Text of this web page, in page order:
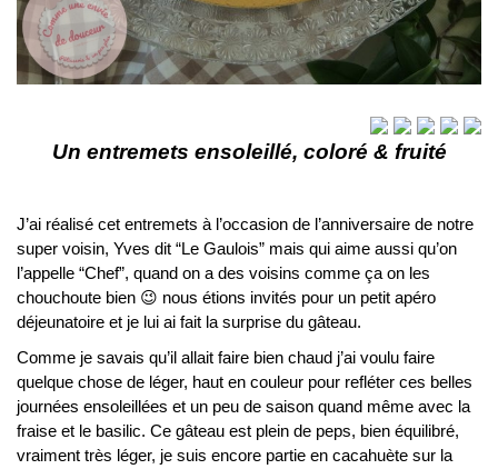
Un entremets ensoleillé, coloré & fruité
J’ai réalisé cet entremets à l’occasion de l’anniversaire de notre
super voisin, Yves dit “Le Gaulois” mais qui aime aussi qu’on
l’appelle “Chef”, quand on a des voisins comme ça on les
chouchoute bien 😉 nous étions invités pour un petit apéro
déjeunatoire et je lui ai fait la surprise du gâteau.
Comme je savais qu’il allait faire bien chaud j’ai voulu faire
quelque chose de léger, haut en couleur pour refléter ces belles
journées ensoleillées et un peu de saison quand même avec la
fraise et le basilic. Ce gâteau est plein de peps, bien équilibré,
vraiment très léger, je suis encore partie en cacahuète sur la